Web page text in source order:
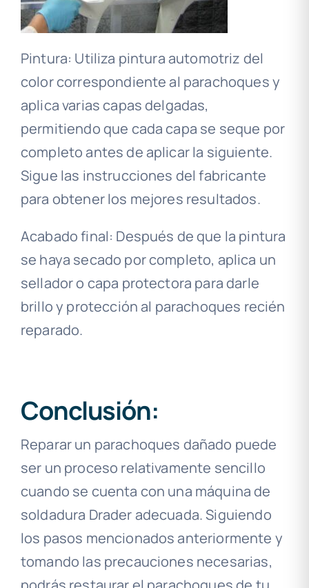
Pintura: Utiliza pintura automotriz del
color correspondiente al parachoques y
aplica varias capas delgadas,
permitiendo que cada capa se seque por
completo antes de aplicar la siguiente.
Sigue las instrucciones del fabricante
para obtener los mejores resultados.
Acabado final: Después de que la pintura
se haya secado por completo, aplica un
sellador o capa protectora para darle
brillo y protección al parachoques recién
reparado.
Conclusión:
Reparar un parachoques dañado puede
ser un proceso relativamente sencillo
cuando se cuenta con una máquina de
soldadura Drader adecuada. Siguiendo
los pasos mencionados anteriormente y
tomando las precauciones necesarias,